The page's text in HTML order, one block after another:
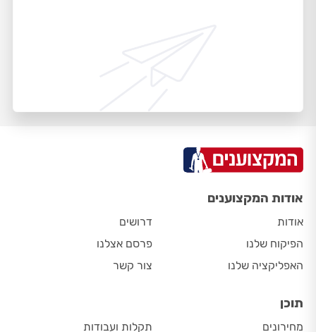
אודות המקצוענים
אודות
הפיקוח שלנו
האפליקציה שלנו
דרושים
פרסם אצלנו
צור קשר
תוכן
מחירונים
תקלות ועבודות